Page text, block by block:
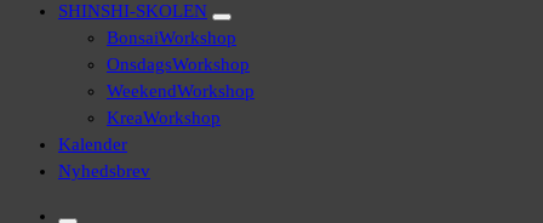
SHINSHI-SKOLEN
BonsaiWorkshop
OnsdagsWorkshop
WeekendWorkshop
KreaWorkshop
Kalender
Nyhedsbrev